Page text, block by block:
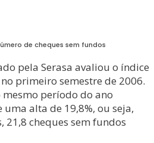
de cheques sem fundos
pela Serasa avaliou o índice
primeiro semestre de 2006.
período do ano
uma alta de 19,8%, ou seja,
21,8 cheques sem fundos